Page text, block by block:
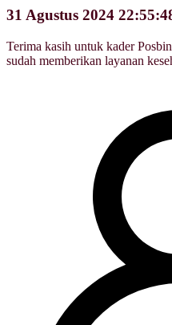
31 Agustus 2024
Terima kasih untuk kader
sudah memberikan layanan